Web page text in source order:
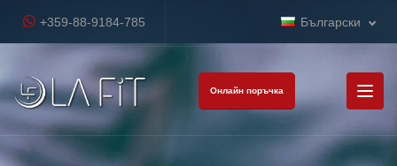
+359-88-9184-785 Български
Онлайн поръчка